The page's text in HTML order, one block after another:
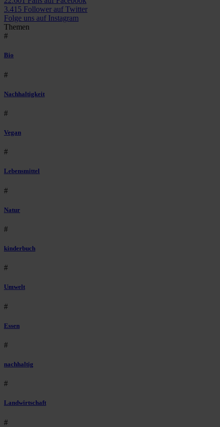
3.415 Follower auf Twitter
Folge uns auf Instagram
Themen
#
Bio
#
Nachhaltigkeit
#
Vegan
#
Lebensmittel
#
Natur
#
kinderbuch
#
Umwelt
#
Essen
#
nachhaltig
#
Landwirtschaft
#